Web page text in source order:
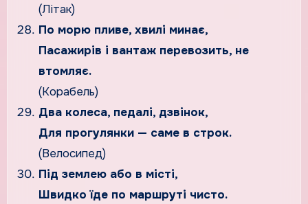
(Літак)
По морю пливе, хвилі минає,
Пасажирів і вантаж перевозить, не
втомляє.
(Корабель)
Два колеса, педалі, дзвінок,
Для прогулянки — саме в строк.
(Велосипед)
Під землею або в місті,
Швидко їде по маршруті чисто.